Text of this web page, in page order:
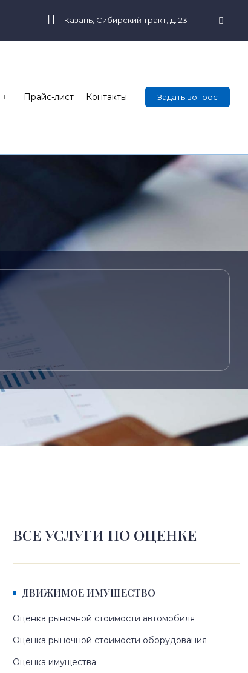
Казань, Сибирский тракт, д. 23
Прайс-лист Контакты Задать вопрос
ВСЕ УСЛУГИ ПО ОЦЕНКЕ
ДВИЖИМОЕ ИМУЩЕСТВО
Оценка рыночной стоимости автомобиля
Оценка рыночной стоимости оборудования
Оценка имущества